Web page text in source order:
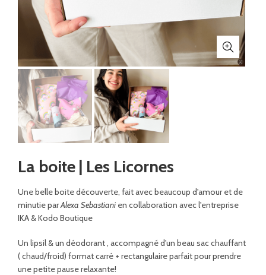
La boite | Les Licornes
Une belle boite découverte, fait avec beaucoup d'amour et de
minutie parAlexa Sebastiani en collaboration avec l'entreprise
IKA & Kodo Boutique
Un lipsil & un déodorant , accompagné d'un beau sac chauffant
( chaud/froid) format carré + rectangulaire parfait pour prendre
une petite pause relaxante!